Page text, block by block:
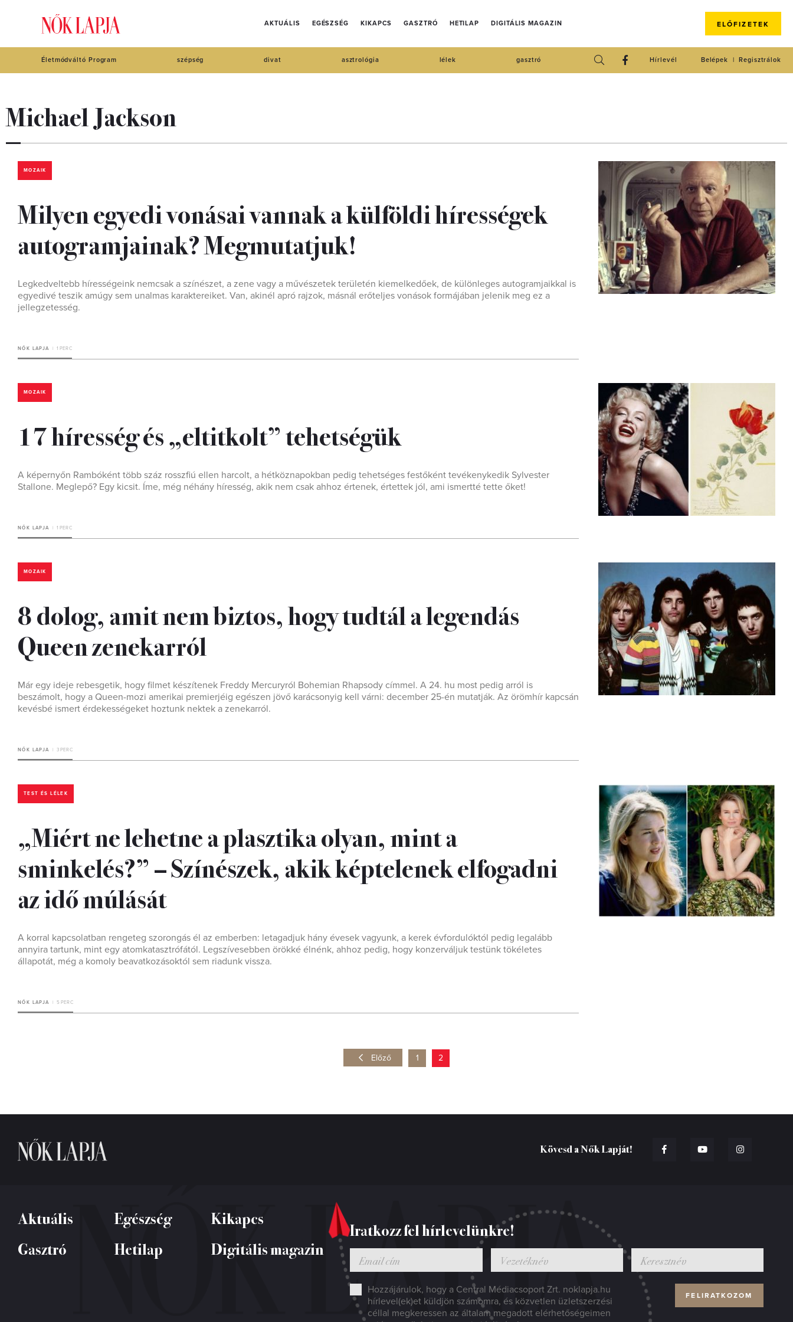
AKTUÁLIS EGÉSZSÉG KIKAPCS GASZTRÓ HETILAP DIGITÁLIS MAGAZIN ELŐFIZETEK
Életmódváltó Program szépség divat asztrológia lélek gasztró Regisztrálok
Belépek
Hírlevél
Michael Jackson
MOZAIK
Milyen egyedi vonásai vannak a külföldi hírességek
autogramjainak? Megmutatjuk!
Legkedveltebb hírességeink nemcsak a színészet, a zene vagy a művészetek területén kiemelkedőek, de különleges autogramjaikkal is
egyedivé teszik amúgy sem unalmas karaktereiket. Van, akinél apró rajzok, másnál erőteljes vonások formájában jelenik meg ez a
jellegzetesség.
NŐK LAPJA 1 PERC
MOZAIK
17 híresség és „eltitkolt” tehetségük
A képernyőn Rambóként több száz rosszfiú ellen harcolt, a hétköznapokban pedig tehetséges festőként tevékenykedik Sylvester
Stallone. Meglepő? Egy kicsit. Íme, még néhány híresség, akik nem csak ahhoz értenek, értettek jól, ami ismertté tette őket!
NŐK LAPJA 1 PERC
MOZAIK
8 dolog, amit nem biztos, hogy tudtál a legendás
Queen zenekarról
Már egy ideje rebesgetik, hogy filmet készítenek Freddy Mercuryról Bohemian Rhapsody címmel. A 24. hu most pedig arról is
beszámolt, hogy a Queen-mozi amerikai premierjéig egészen jövő karácsonyig kell várni: december 25-én mutatják. Az örömhír kapcsán
kevésbé ismert érdekességeket hoztunk nektek a zenekarról.
NŐK LAPJA 3 PERC
TEST ÉS LÉLEK
„Miért ne lehetne a plasztika olyan, mint a
sminkelés?” – Színészek, akik képtelenek elfogadni
az idő múlását
A korral kapcsolatban rengeteg szorongás él az emberben: letagadjuk hány évesek vagyunk, a kerek évfordulóktól pedig legalább
annyira tartunk, mint egy atomkatasztrófától. Legszívesebben örökké élnénk, ahhoz pedig, hogy konzerváljuk testünk tökéletes
állapotát, még a komoly beavatkozásoktól sem riadunk vissza.
NŐK LAPJA 5 PERC
Előző 1 2
Kövesd a Nők Lapját!
Aktuális Egészség
Kikapcs
Gasztró
Hetilap Digitális magazin
Iratkozz fel hírlevelünkre!
Hozzájárulok, hogy a Central Médiacsoport Zrt. noklapja.hu
hírlevel(ek)et küldjön számomra, és közvetlen üzletszerzési
céllal megkeressen az általam megadott elérhetőségeimen